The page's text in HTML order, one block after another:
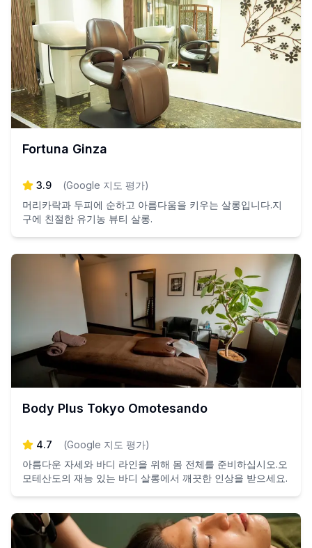
Fortuna Ginza
3.9 (Google 지도 평가)
머리카락과 두피에 순하고 아름다움을 키우는 살롱입니다.지
구에 친절한 유기농 뷰티 살롱.
Body Plus Tokyo Omotesando
4.7 (Google 지도 평가)
아름다운 자세와 바디 라인을 위해 몸 전체를 준비하십시오.오
모테산도의 재능 있는 바디 살롱에서 깨끗한 인상을 받으세요.